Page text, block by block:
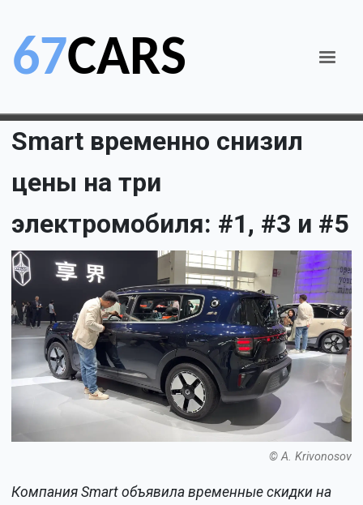
Smart временно снизил
цены на три
электромобиля: #1, #3 и #5
© A. Krivonosov
Компания Smart объявила временные скидки на